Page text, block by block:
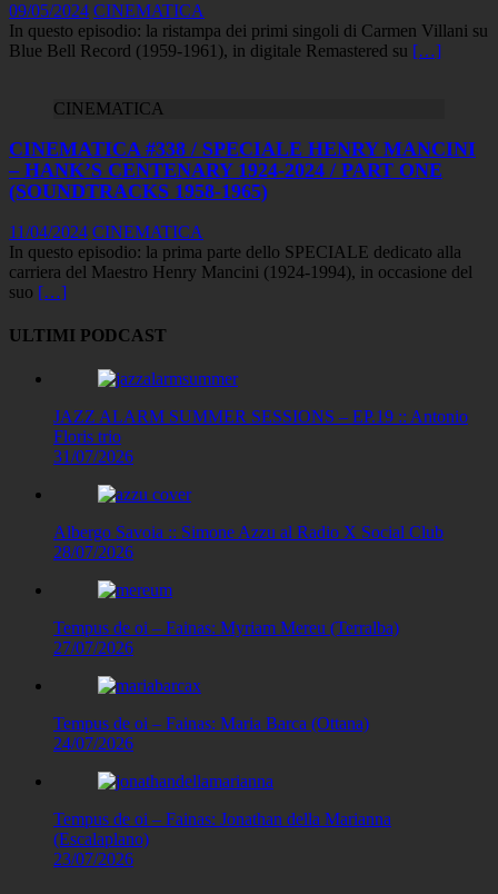
09/05/2024 CINEMATICA
In questo episodio: la ristampa dei primi singoli di Carmen Villani su
Blue Bell Record (1959-1961), in digitale Remastered su […]
CINEMATICA
CINEMATICA #338 / SPECIALE HENRY MANCINI
– HANK’S CENTENARY 1924-2024 / PART ONE
(SOUNDTRACKS 1958-1965)
11/04/2024 CINEMATICA
In questo episodio: la prima parte dello SPECIALE dedicato alla
carriera del Maestro Henry Mancini (1924-1994), in occasione del
suo […]
ULTIMI PODCAST
JAZZ ALARM SUMMER SESSIONS – EP.19 :: Antonio
Floris trio
31/07/2026
Albergo Savoia :: Simone Azzu al Radio X Social Club
28/07/2026
Tempus de oi – Fainas: Myriam Mereu (Terralba)
27/07/2026
Tempus de oi – Fainas: Maria Barca (Ottana)
24/07/2026
Tempus de oi – Fainas: Jonathan della Marianna
(Escalaplano)
23/07/2026